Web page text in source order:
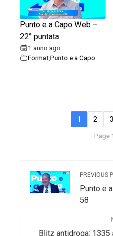
Punto e a Capo Web –
22° puntata
1 anno ago
Format,Punto e a Capo
1 2 3
Page
PREVIOUS
Punto e
58
Blitz antidroga: 1335